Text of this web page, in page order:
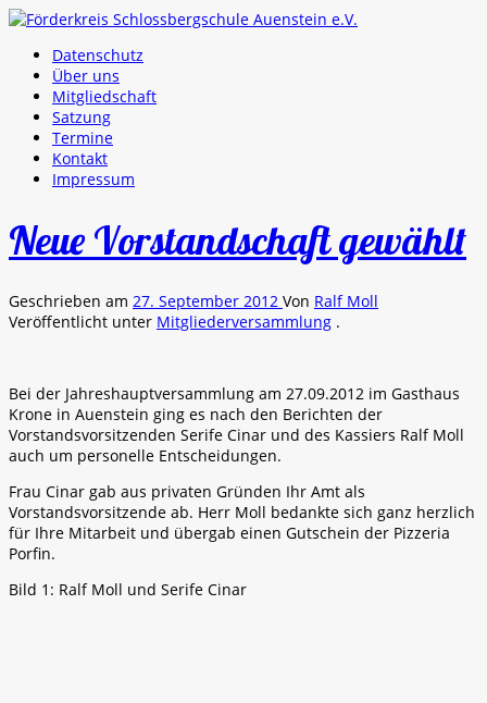
Datenschutz
Über uns
Mitgliedschaft
Satzung
Termine
Kontakt
Impressum
Neue Vorstandschaft gewählt
Geschrieben am 27. September 2012 Von Ralf Moll
Veröffentlicht unter Mitgliederversammlung .
Bei der Jahreshauptversammlung am 27.09.2012 im Gasthaus
Krone in Auenstein ging es nach den Berichten der
Vorstandsvorsitzenden Serife Cinar und des Kassiers Ralf Moll
auch um personelle Entscheidungen.
Frau Cinar gab aus privaten Gründen Ihr Amt als
Vorstandsvorsitzende ab. Herr Moll bedankte sich ganz herzlich
für Ihre Mitarbeit und übergab einen Gutschein der Pizzeria
Porfin.
Bild 1: Ralf Moll und Serife Cinar